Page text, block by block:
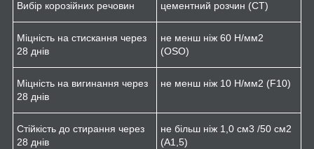
Вибір корозійних речовин цементний розчин (CT)
Міцність на стискання через
28 днів
не менш ніж 60 Н/мм2
(OSO)
Міцність на вигинання через
28 днів
не менш ніж 10 Н/мм2 (F10)
Стійкість до стирання через
28 днів
не більш ніж 1,0 см3 /50 см2
(A1,5)